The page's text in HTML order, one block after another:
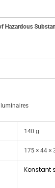
Hazardous
140 g
175 × 44 ×
Konstant